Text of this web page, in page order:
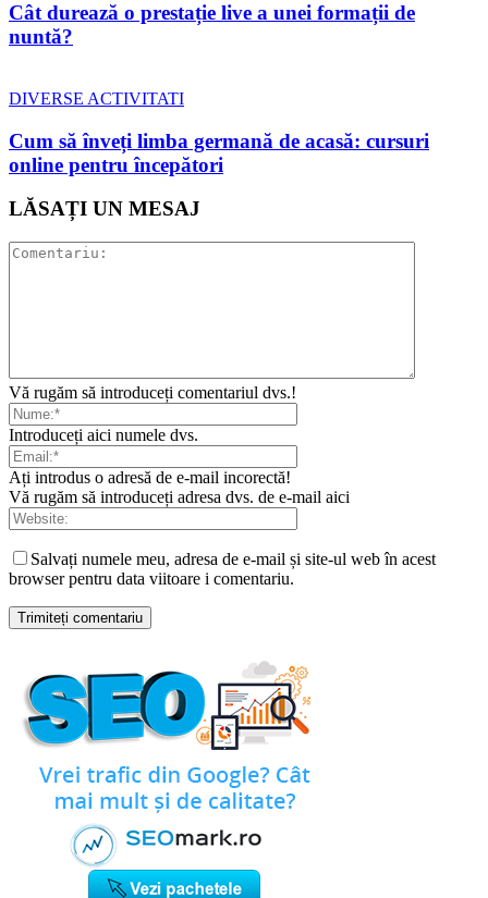
Cât durează o prestație live a unei formații de
nuntă?
DIVERSE ACTIVITATI
Cum să înveți limba germană de acasă: cursuri
online pentru începători
LĂSAȚI UN MESAJ
Vă rugăm să introduceți comentariul dvs.!
Introduceți aici numele dvs.
Ați introdus o adresă de e-mail incorectă!
Vă rugăm să introduceți adresa dvs. de e-mail aici
Salvați numele meu, adresa de e-mail și site-ul web în acest
browser pentru data viitoare i comentariu.